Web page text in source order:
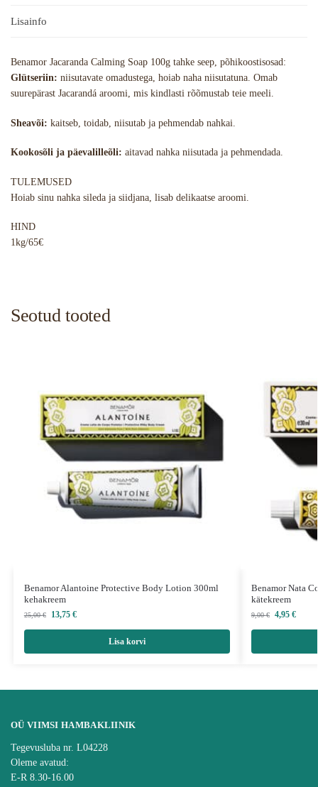
Lisainfo
Benamor Jacaranda Calming Soap 100g tahke seep, põhikoostisosad:
Glütseriin: niisutavate omadustega, hoiab naha niisutatuna. Omab
suurepärast Jacarandá aroomi, mis kindlasti rõõmustab teie meeli.
Sheavõi: kaitseb, toidab, niisutab ja pehmendab nahkai.
Kookosõli ja päevalilleõli: aitavad nahka niisutada ja pehmendada.
TULEMUSED
Hoiab sinu nahka sileda ja siidjana, lisab delikaatse aroomi.
HIND
1kg/65€
Seotud tooted
Benamor Alantoine Protective Body Lotion 300ml
kehakreem
25,00€ 13,75 €
Lisa korvi
Benamor Nata
kätekreem
9,00€ 4,95 €
OÜ VIIMSI HAMBAKLIINIK
Tegevusluba nr. L04228
Oleme avatud:
E-R 8.30-16.00